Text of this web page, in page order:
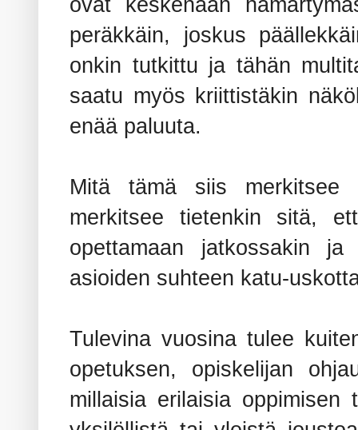
peräkkäin, joskus
onkin tutkittu ja tähän
saatu myös kriittistäkin
enää paluuta.
Mitä tämä siis merkitsee
merkitsee tietenkin sitä,
opettamaan jatkossakin
asioiden suhteen katu-
Tulevina vuosina tulee
opetuksen, opiskelijan
millaisia erilaisia oppimisen